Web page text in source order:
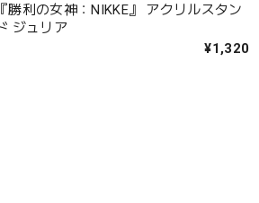
『勝利の女神：NIKKE』 アクリルスタン
ジュリア
¥1,320